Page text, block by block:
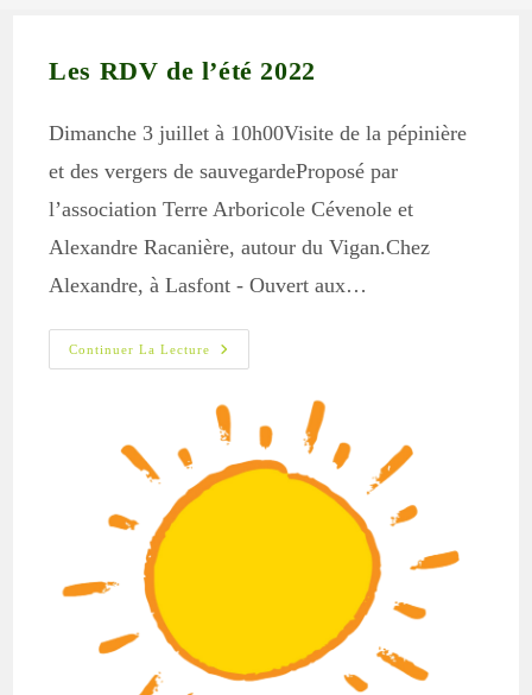
Les RDV de l’été 2022
Dimanche 3 juillet à 10h00Visite de la pépinière
et des vergers de sauvegardeProposé par
l’association Terre Arboricole Cévenole et
Alexandre Racanière, autour du Vigan.Chez
Alexandre, à Lasfont - Ouvert aux…
Continuer La Lecture
Les
RDV
2022